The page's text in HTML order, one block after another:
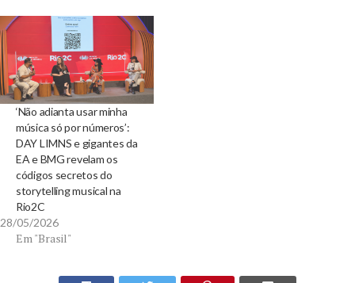
‘Não adianta usar minha
música só por números’:
DAY LIMNS e gigantes da
EA e BMG revelam os
códigos secretos do
storytelling musical na
Rio2C
28/05/2026
Em "Brasil"